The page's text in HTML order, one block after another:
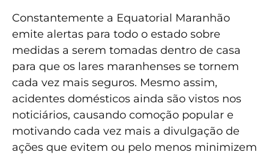
Constantemente a Equatorial Maranhão
emite alertas para todo o estado sobre
medidas a serem tomadas dentro de casa
para que os lares maranhenses se tornem
cada vez mais seguros. Mesmo assim,
acidentes domésticos ainda são vistos nos
noticiários, causando comoção popular e
motivando cada vez mais a divulgação de
ações que evitem ou pelo menos minimizem